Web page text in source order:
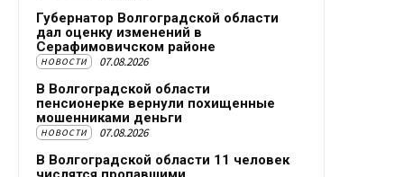
Губернатор Волгоградской области
дал оценку изменений в
Серафимовичском районе
НОВОСТИ 07.08.2026
В Волгоградской области
пенсионерке вернули похищенные
мошенниками деньги
НОВОСТИ 07.08.2026
В Волгоградской области 11 человек